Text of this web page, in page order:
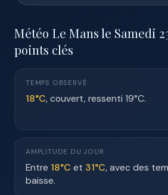
Météo Le Mans le Samedi
points clés
TEMPS OBSERVÉ
18°C, couvert, ressenti 19°C.
AMPLITUDE DU JOUR
Entre 18°C et 31°C, avec des
baisse.